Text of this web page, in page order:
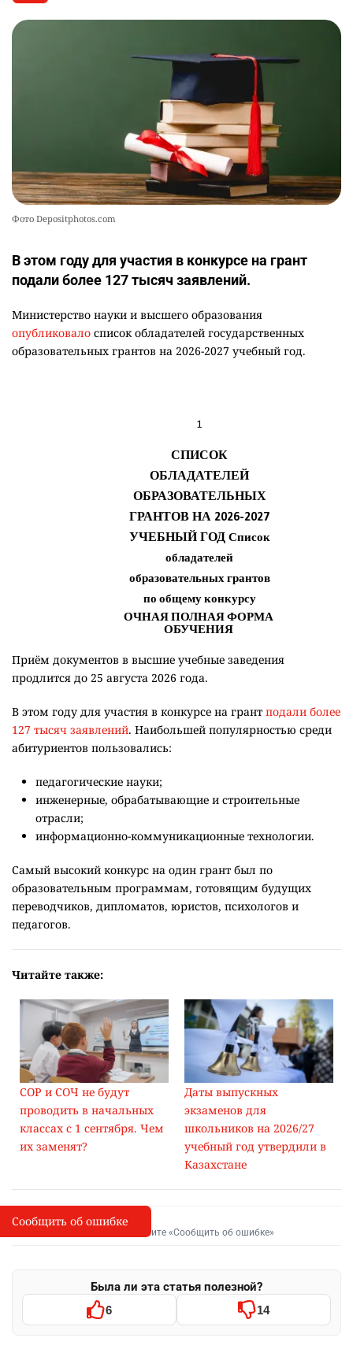
10
37
Фото Depositphotos.com
В этом году для участия в конкурсе на грант
подали более 127 тысяч заявлений.
Министерство науки и высшего образования
опубликовало список обладателей государственных
образовательных грантов на 2026-2027 учебный год.
Приём документов в высшие учебные заведения
продлится до 25 августа 2026 года.
В этом году для участия в конкурсе на грант подали более
127 тысяч заявлений. Наибольшей популярностью среди
абитуриентов пользовались:
педагогические науки;
инженерные, обрабатывающие и строительные
отрасли;
информационно-коммуникационные технологии.
Самый высокий конкурс на один грант был по
образовательным программам, готовящим будущих
переводчиков, дипломатов, юристов, психологов и
педагогов.
Читайте также:
СОР и СОЧ не будут
проводить в начальных
классах с 1 сентября. Чем
их заменят?
Даты выпускных
экзаменов для
школьников на 2026/27
учебный год утвердили в
Казахстане
I
Сообщить об опечатке
Выделите фрагмент и нажмите «Сообщить об ошибке»
Была ли эта статья полезной?
6 14
Сообщить об ошибке